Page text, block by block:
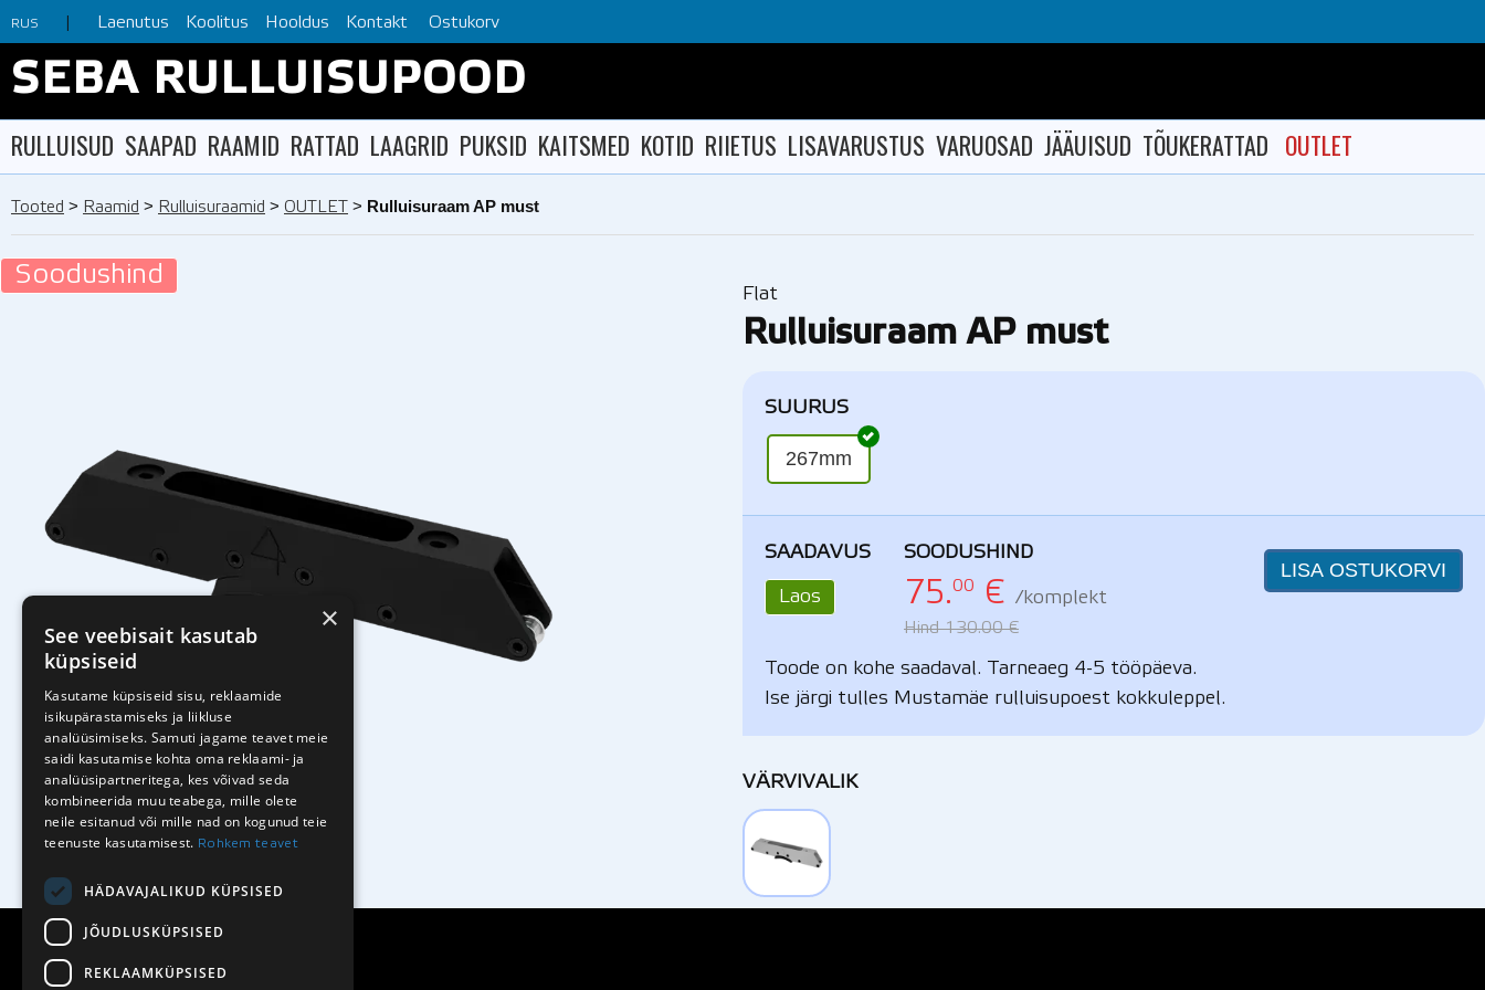
RUS Laenutus Koolitus Hooldus Kontakt Ostukorv
SEBA RULLUISUPOOD
RULLUISUD SAAPAD RAAMID RATTAD LAAGRID PUKSID KAITSMED KOTID RIIETUS LISAVARUSTUS VARUOSAD JÄÄUISUD TÕUKERATTAD OUTLET
Tooted > Raamid > Rulluisuraamid > OUTLET > Rulluisuraam AP must
Soodushind
Flat
Rulluisuraam AP must
SUURUS
267mm
SAADAVUS
Laos
SOODUSHIND
75.00 € /komplekt
Hind 130.00 €
LISA OSTUKORVI
Toode on kohe saadaval. Tarneaeg 4-5 tööpäeva.
Ise järgi tulles Mustamäe rulluisupoest kokkuleppel.
VÄRVIVALIK
×
See veebisait kasutab
küpsiseid
Kasutame küpsiseid sisu, reklaamide
isikupärastamiseks ja liikluse
analüüsimiseks. Samuti jagame teavet meie
saidi kasutamise kohta oma reklaami- ja
analüüsipartneritega, kes võivad seda
kombineerida muu teabega, mille olete
neile esitanud või mille nad on kogunud teie
teenuste kasutamisest. Rohkem teavet
HÄDAVAJALIKUD KÜPSISED
JÕUDLUSKÜPSISED
REKLAAMKÜPSISED